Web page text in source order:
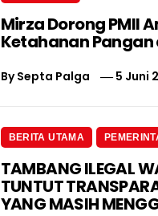
Mirza Dorong PMII
Ketahanan
BySepta Palga 5 Juni
BERITA UTAMA
TAMBANG ILEGAL
TUNTUT
YANG MASIH